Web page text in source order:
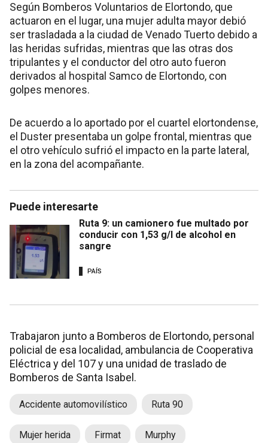
Según Bomberos Voluntarios de Elortondo, que
actuaron en el lugar, una mujer adulta mayor debió
ser trasladada a la ciudad de Venado Tuerto debido a
las heridas sufridas, mientras que las otras dos
tripulantes y el conductor del otro auto fueron
derivados al hospital Samco de Elortondo, con
golpes menores.
De acuerdo a lo aportado por el cuartel elortondense,
el Duster presentaba un golpe frontal, mientras que
el otro vehículo sufrió el impacto en la parte lateral,
en la zona del acompañante.
Puede interesarte
Ruta 9: un camionero fue multado por
conducir con 1,53 g/l de alcohol en
sangre
PAÍS
Trabajaron junto a Bomberos de Elortondo, personal
policial de esa localidad, ambulancia de Cooperativa
Eléctrica y del 107 y una unidad de traslado de
Bomberos de Santa Isabel.
Accidente automovilístico Ruta 90
Mujer herida Firmat Murphy